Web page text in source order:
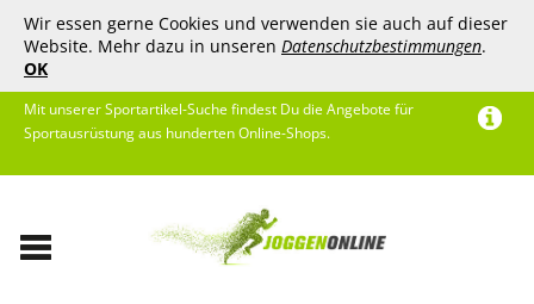
Wir essen gerne Cookies und verwenden sie auch auf dieser
Website. Mehr dazu in unseren Datenschutzbestimmungen.
OK
Mit unserer Sportartikel-Suche findest Du die Angebote für
Sportausrüstung aus hunderten Online-Shops.